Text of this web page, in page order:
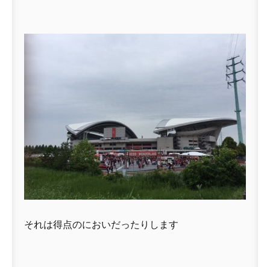
それは得点のにおいだったりします